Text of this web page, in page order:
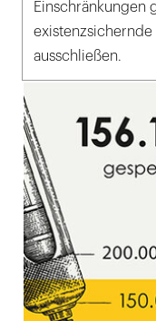
Einschränkungen
ausschließen.